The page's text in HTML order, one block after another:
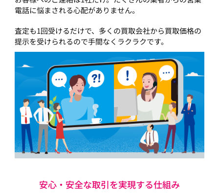
電話に悩まされる心配がありません。
査定も1回受けるだけで、多くの買取会社から買取価格の
提示を受けられるので手間なくラクラクです。
安心・安全な取引を実現する仕組み